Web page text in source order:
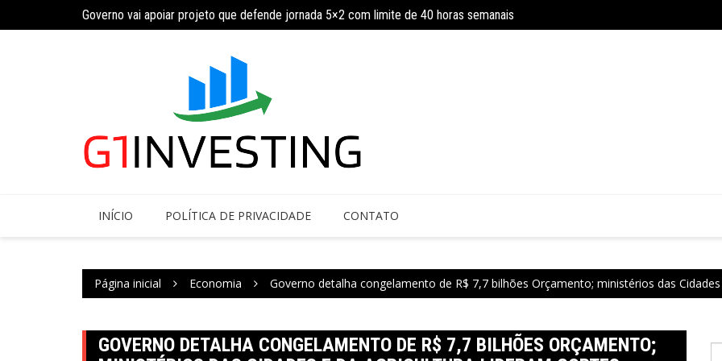
Governo vai apoiar projeto que defende jornada 5×2 com limite de 40 horas semanais INSS amplia temporariamente
INÍCIO POLÍTICA DE PRIVACIDADE CONTATO
Página inicial Economia Governo detalha congelamento de R$ 7,7 bilhões Orçamento; ministérios das
GOVERNO DETALHA CONGELAMENTO DE R$ 7,7 BILHÕES ORÇAMENTO;